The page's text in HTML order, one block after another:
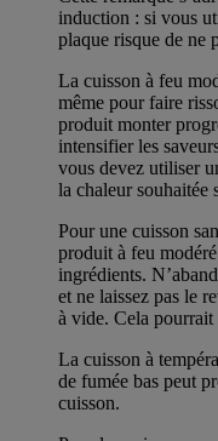
induction : si vous
plaque risque de ne
La cuisson à feu
même pour faire
produit monter
intensifier les
vous devez utiliser
la chaleur souhaitée
Pour une cuisson
produit à feu
ingrédients.
et ne laissez pas le
à vide. Cela pourrait
La cuisson à
de fumée bas peut
cuisson.